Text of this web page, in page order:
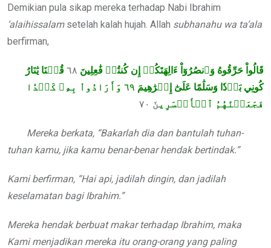
Demikian pula sikap mereka terhadap Nabi Ibrahim
‘alaihissalamsetelah kalah hujah. Allah subhanahu wa ta’ala
berfirman,
قَالُواْ حَرِّقُوهُ وَٱنصُرُوٓاْ ءَالِهَتَكُمۡ إِن كُنتُمۡ فَٰعِلِينَ
قُلۡنَا يَٰنَارُ
كُونِي بَرۡدٗا وَسَلَٰمًا عَلَىٰٓ إِبۡرَٰهِيمَ
وَأَرَادُواْ بِهِۦ كَيۡدٗا
فَجَعَلۡنَٰهُمُ ٱلۡأَخۡسَرِينَ
Mereka berkata, “Bakarlah dia dan bantulah tuhan-
tuhan kamu, jika kamu benar-benar hendak bertindak.”
Kami berfirman, “Hai api, jadilah dingin, dan jadilah
keselamatan bagi Ibrahim.”
Mereka hendak berbuat makar terhadap Ibrahim, maka
Kami menjadikan mereka itu orang-orang yang paling